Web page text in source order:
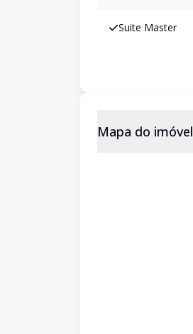
Suite Master
Mapa do imóvel